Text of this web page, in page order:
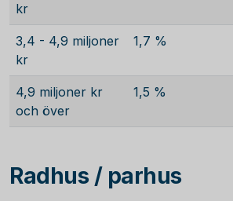
kr
3,4 - 4,9 miljoner
kr
1,7 %
4,9 miljoner kr
och över
1,5 %
Radhus / parhus